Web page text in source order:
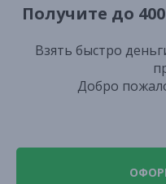
Получите до
Взять быстро
Добро